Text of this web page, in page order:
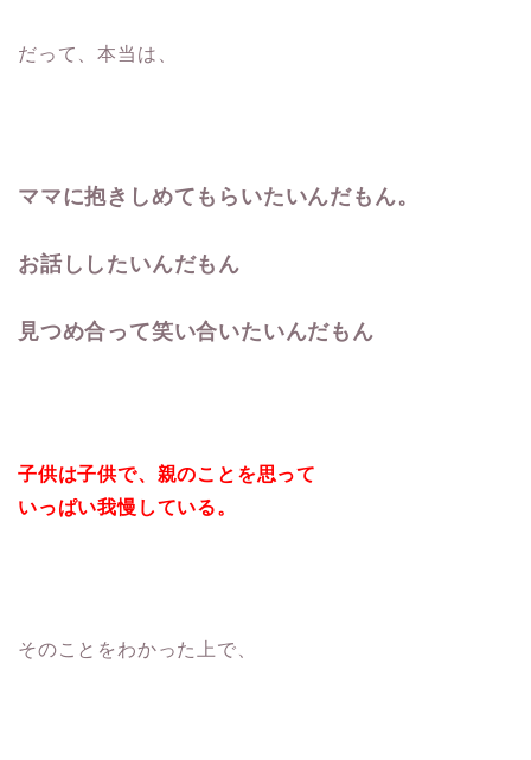
だって、本当は、
ママに抱きしめてもらいたいんだもん。
お話ししたいんだもん
見つめ合って笑い合いたいんだもん
子供は子供で、親のことを思って
いっぱい我慢している。
そのことをわかった上で、